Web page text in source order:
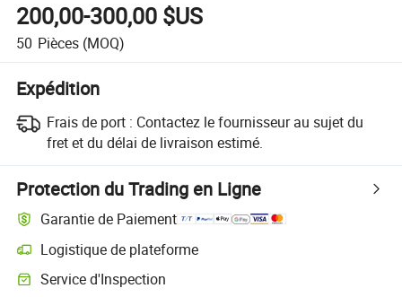
200,00-300,00 $US
50 Pièces (MOQ)
Expédition
Frais de port : Contactez le fournisseur au sujet du
fret et du délai de livraison estimé.
Protection du Trading en Ligne
Garantie de Paiement
Logistique de plateforme
Suivi d'expédition plus clair avec des logistiques prises en charge par
Service d'Inspection
Inspection préalable à l'expédition optionnelle pour des contrôles de